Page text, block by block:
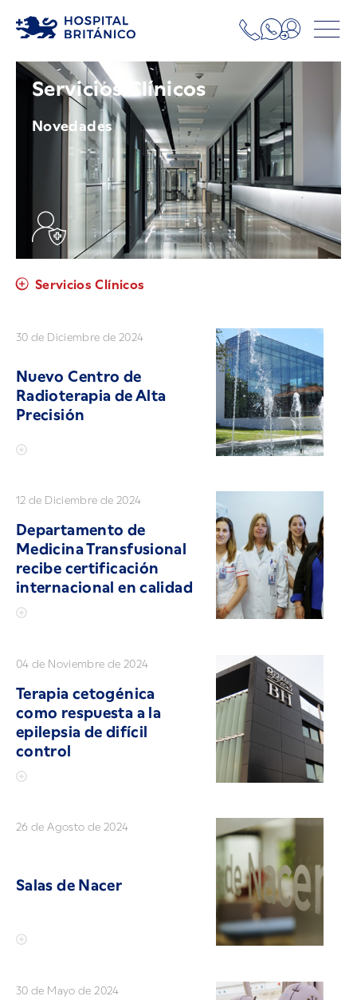
Servicios Clínicos
Novedades
Servicios Clínicos
30 de Diciembre de 2024
Nuevo Centro de
Radioterapia de Alta
Precisión
12 de Diciembre de 2024
Departamento de
Medicina Transfusional
recibe certificación
internacional en calidad
04 de Noviembre de 2024
Terapia cetogénica
como respuesta a la
epilepsia de difícil
control
26 de Agosto de 2024
Salas de Nacer
30 de Mayo de 2024